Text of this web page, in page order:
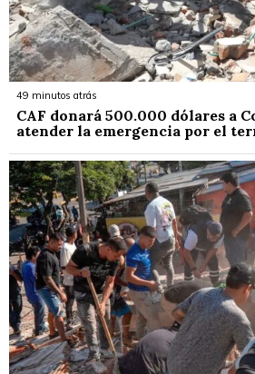
49 minutos atrás
CAF donará 500.000 dólares a
atender la emergencia por el